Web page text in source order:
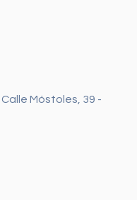
Calle Móstoles, 39 -